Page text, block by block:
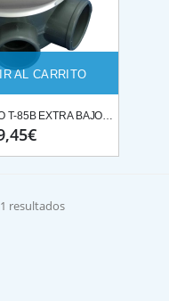
AL CARRITO
BOTE SINFONICO T-85B EXTRA BAJO PROLONGAR T/ EXPAN
resultados